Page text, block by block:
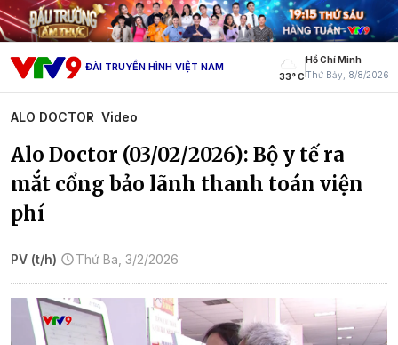
ĐÀI TRUYỀN HÌNH VIỆT NAM
33° C
Hồ Chí Minh
Thứ Bảy, 8/8/2026
ALO DOCTOR Video
Alo Doctor (03/02/2026): Bộ y tế ra
mắt cổng bảo lãnh thanh toán viện
phí
PV (t/h) Thứ Ba, 3/2/2026